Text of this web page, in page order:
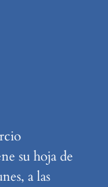
su hoja de
a las